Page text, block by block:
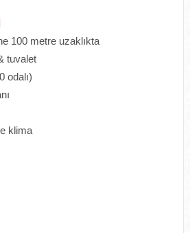
100 metre uzaklıkta
tuvalet
odalı)
klima